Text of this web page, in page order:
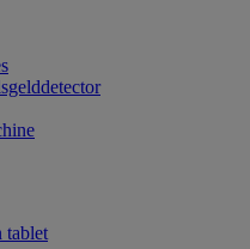
tablet